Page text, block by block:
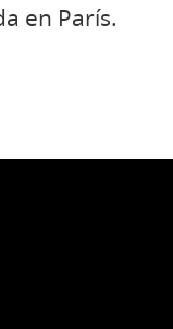
en París.